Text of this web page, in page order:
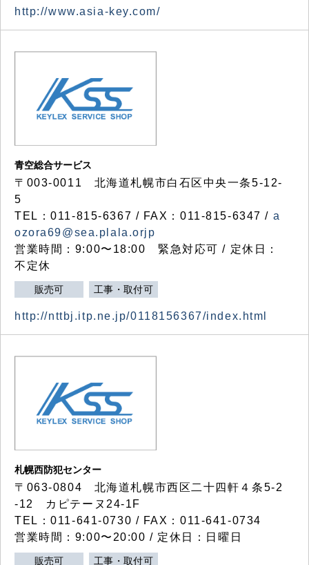
http://www.asia-key.com/
青空総合サービス
〒003-0011 北海道札幌市白石区中央一条5-12-
5
TEL：011-815-6367 / FAX：011-815-6347 / a
ozora69@sea.plala.orjp
営業時間：9:00〜18:00 緊急対応可 / 定休日：
不定休
販売可 工事・取付可
http://nttbj.itp.ne.jp/0118156367/index.html
札幌西防犯センター
〒063-0804 北海道札幌市西区二十四軒４条5-2
-12 カピテーヌ24-1F
TEL：011-641-0730 / FAX：011-641-0734
営業時間：9:00〜20:00 / 定休日：日曜日
販売可 工事・取付可